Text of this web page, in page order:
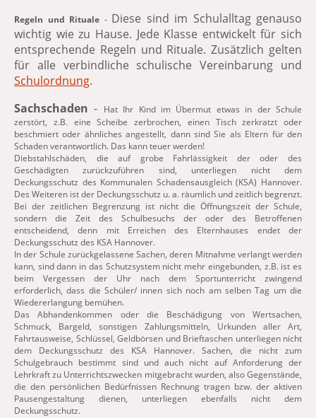
Regeln und Rituale - Diese sind im Schulalltag genauso
wichtig wie zu Hause. Jede Klasse entwickelt für sich
entsprechende Regeln und Rituale. Zusätzlich gelten
für alle verbindliche schulische Vereinbarung und
Schulordnung.
Sachschaden- Hat Ihr Kind im Übermut etwas in der Schule
zerstört, z.B. eine Scheibe zerbrochen, einen Tisch zerkratzt oder
beschmiert oder ähnliches angestellt, dann sind Sie als Eltern für den
Schaden verantwortlich. Das kann teuer werden!
Diebstahlschäden, die auf grobe Fahrlässigkeit der oder des
Geschädigten zurückzuführen sind, unterliegen nicht dem
Deckungsschutz des Kommunalen Schadensausgleich (KSA) Hannover.
Des Weiteren ist der Deckungsschutz u. a. räumlich und zeitlich begrenzt.
Bei der zeitlichen Begrenzung ist nicht die Öffnungszeit der Schule,
sondern die Zeit des Schulbesuchs der oder des Betroffenen
entscheidend, denn mit Erreichen des Elternhauses endet der
Deckungsschutz des KSA Hannover.
In der Schule zurückgelassene Sachen, deren Mitnahme verlangt werden
kann, sind dann in das Schutzsystem nicht mehr eingebunden, z.B. ist es
beim Vergessen der Uhr nach dem Sportunterricht zwingend
erforderlich, dass die Schüler/ innen sich noch am selben Tag um die
Wiedererlangung bemühen.
Das Abhandenkommen oder die Beschädigung von Wertsachen,
Schmuck, Bargeld, sonstigen Zahlungsmitteln, Urkunden aller Art,
Fahrtausweise, Schlüssel, Geldbörsen und Brieftaschen unterliegen nicht
dem Deckungsschutz des KSA Hannover. Sachen, die nicht zum
Schulgebrauch bestimmt sind und auch nicht auf Anforderung der
Lehrkraft zu Unterrichtszwecken mitgebracht wurden, also Gegenstände,
die den persönlichen Bedürfnissen Rechnung tragen bzw. der aktiven
Pausengestaltung dienen, unterliegen ebenfalls nicht dem
Deckungsschutz.